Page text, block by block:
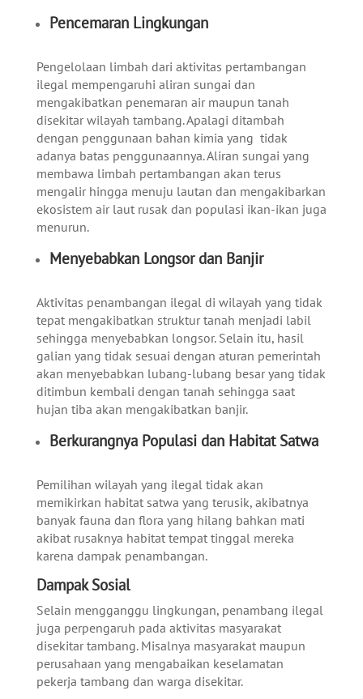
Pencemaran Lingkungan
Pengelolaan limbah dari aktivitas pertambangan
ilegal mempengaruhi aliran sungai dan
mengakibatkan penemaran air maupun tanah
disekitar wilayah tambang. Apalagi ditambah
dengan penggunaan bahan kimia yang tidak
adanya batas penggunaannya. Aliran sungai yang
membawa limbah pertambangan akan terus
mengalir hingga menuju lautan dan mengakibarkan
ekosistem air laut rusak dan populasi ikan-ikan juga
menurun.
Menyebabkan Longsor dan Banjir
Aktivitas penambangan ilegal di wilayah yang tidak
tepat mengakibatkan struktur tanah menjadi labil
sehingga menyebabkan longsor. Selain itu, hasil
galian yang tidak sesuai dengan aturan pemerintah
akan menyebabkan lubang-lubang besar yang tidak
ditimbun kembali dengan tanah sehingga saat
hujan tiba akan mengakibatkan banjir.
Berkurangnya Populasi dan Habitat Satwa
Pemilihan wilayah yang ilegal tidak akan
memikirkan habitat satwa yang terusik, akibatnya
banyak fauna dan flora yang hilang bahkan mati
akibat rusaknya habitat tempat tinggal mereka
karena dampak penambangan.
Dampak Sosial
Selain mengganggu lingkungan, penambang ilegal
juga perpengaruh pada aktivitas masyarakat
disekitar tambang. Misalnya masyarakat maupun
perusahaan yang mengabaikan keselamatan
pekerja tambang dan warga disekitar.